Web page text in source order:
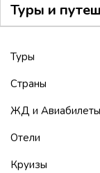
Туры и
Туры
Страны
ЖД и Авиабилеты
Отели
Круизы